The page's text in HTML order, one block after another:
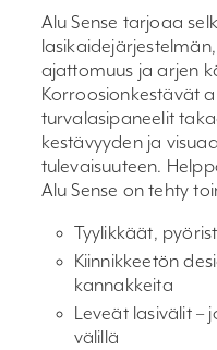
Alu Sense tarjoaa
ajattomuus ja arjen
Korroosionkestävät
turvalasipaneelit
kestävyyden ja
tulevaisuuteen.
Alu Sense on tehty
Tyylikkäät,
Kiinnikkeetön
kannakkeita
Leveät lasivälit –
välillä